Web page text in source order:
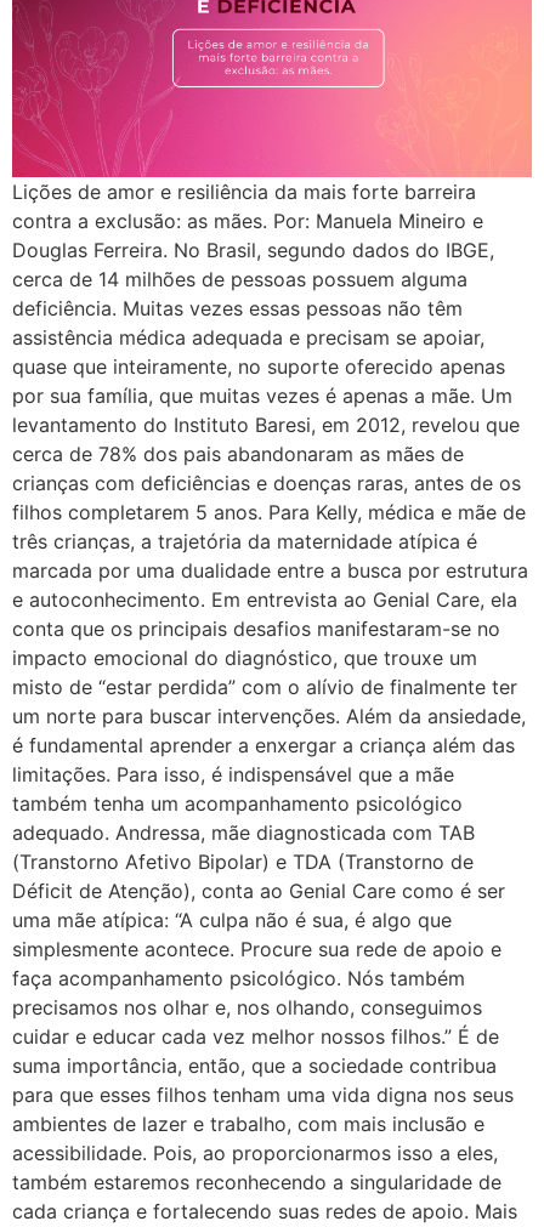
Lições de amor e resiliência da mais forte barreira
contra a exclusão: as mães. Por: Manuela Mineiro e
Douglas Ferreira. No Brasil, segundo dados do IBGE,
cerca de 14 milhões de pessoas possuem alguma
deficiência. Muitas vezes essas pessoas não têm
assistência médica adequada e precisam se apoiar,
quase que inteiramente, no suporte oferecido apenas
por sua família, que muitas vezes é apenas a mãe. Um
levantamento do Instituto Baresi, em 2012, revelou que
cerca de 78% dos pais abandonaram as mães de
crianças com deficiências e doenças raras, antes de os
filhos completarem 5 anos. Para Kelly, médica e mãe de
três crianças, a trajetória da maternidade atípica é
marcada por uma dualidade entre a busca por estrutura
e autoconhecimento. Em entrevista ao Genial Care, ela
conta que os principais desafios manifestaram-se no
impacto emocional do diagnóstico, que trouxe um
misto de “estar perdida” com o alívio de finalmente ter
um norte para buscar intervenções. Além da ansiedade,
é fundamental aprender a enxergar a criança além das
limitações. Para isso, é indispensável que a mãe
também tenha um acompanhamento psicológico
adequado. Andressa, mãe diagnosticada com TAB
(Transtorno Afetivo Bipolar) e TDA (Transtorno de
Déficit de Atenção), conta ao Genial Care como é ser
uma mãe atípica: “A culpa não é sua, é algo que
simplesmente acontece. Procure sua rede de apoio e
faça acompanhamento psicológico. Nós também
precisamos nos olhar e, nos olhando, conseguimos
cuidar e educar cada vez melhor nossos filhos.” É de
suma importância, então, que a sociedade contribua
para que esses filhos tenham uma vida digna nos seus
ambientes de lazer e trabalho, com mais inclusão e
acessibilidade. Pois, ao proporcionarmos isso a eles,
também estaremos reconhecendo a singularidade de
cada criança e fortalecendo suas redes de apoio. Mais